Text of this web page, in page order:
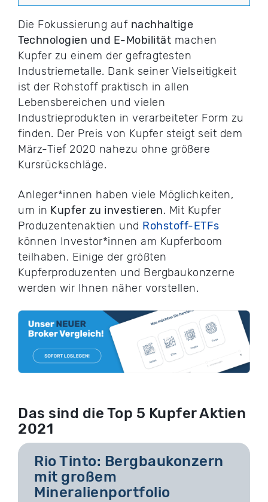
Die Fokussierung auf nachhaltige
Technologien und E-Mobilität machen
Kupfer zu einem der gefragtesten
Industriemetalle. Dank seiner Vielseitigkeit
ist der Rohstoff praktisch in allen
Lebensbereichen und vielen
Industrieprodukten in verarbeiteter Form zu
finden. Der Preis von Kupfer steigt seit dem
März-Tief 2020 nahezu ohne größere
Kursrückschläge.
Anleger*innen haben viele Möglichkeiten,
um in Kupfer zu investieren. Mit Kupfer
Produzentenaktien und Rohstoff-ETFs
können Investor*innen am Kupferboom
teilhaben. Einige der größten
Kupferproduzenten und Bergbaukonzerne
werden wir Ihnen näher vorstellen.
Das sind die Top 5 Kupfer Aktien
2021
Rio Tinto: Bergbaukonzern
mit großem
Mineralienportfolio